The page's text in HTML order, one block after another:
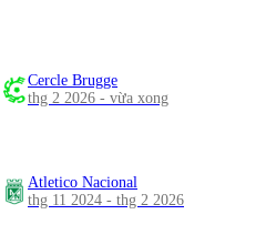
Cercle Brugge
thg 2 2026 - vừa xong
Atletico Nacional
thg 11 2024 - thg 2 2026